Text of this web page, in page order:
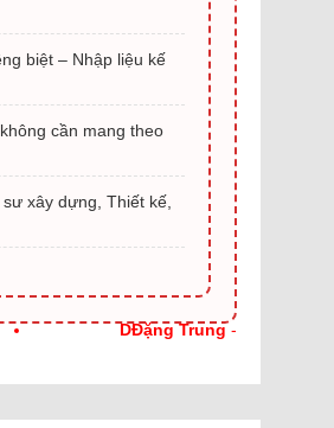
biệt – Nhập liệu kế
cần mang theo
xây dựng, Thiết kế,
DĐặng Trung-
ngày trước